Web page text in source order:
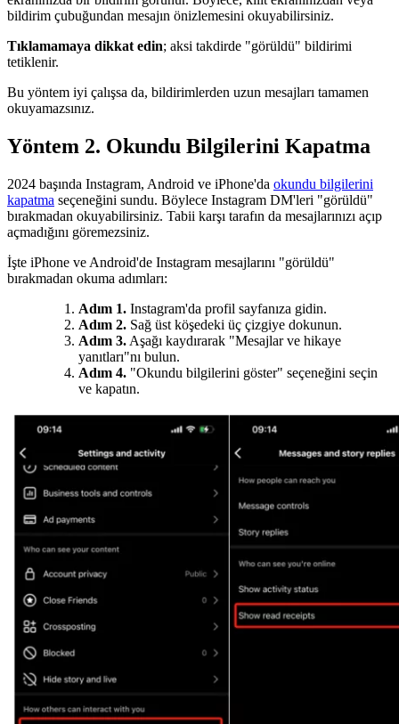
bildirim çubuğundan mesajın önizlemesini okuyabilirsiniz.
Tıklamamaya dikkat edin; aksi takdirde "görüldü" bildirimi
tetiklenir.
Bu yöntem iyi çalışsa da, bildirimlerden uzun mesajları tamamen
okuyamazsınız.
Yöntem 2. Okundu Bilgilerini Kapatma
2024 başında Instagram, Android ve iPhone'da okundu bilgilerini
kapatma seçeneğini sundu. Böylece Instagram DM'leri "görüldü"
bırakmadan okuyabilirsiniz. Tabii karşı tarafın da mesajlarınızı açıp
açmadığını göremezsiniz.
İşte iPhone ve Android'de Instagram mesajlarını "görüldü"
bırakmadan okuma adımları:
Adım 1. Instagram'da profil sayfanıza gidin.
Adım 2. Sağ üst köşedeki üç çizgiye dokunun.
Adım 3. Aşağı kaydırarak "Mesajlar ve hikaye
yanıtları"nı bulun.
Adım 4. "Okundu bilgilerini göster" seçeneğini seçin
ve kapatın.